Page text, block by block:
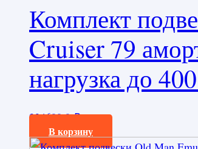
Комплект
Cruiser 79
нагрузка до
224600,0₽
В корзину